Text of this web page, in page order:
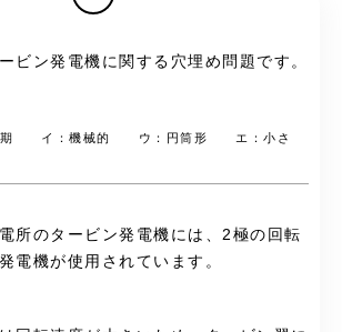
ビン発電機に関する穴埋め問題です。
期 イ：機械的 ウ：円筒形 エ：小さ
所のタービン発電機には、2極の回転
電機が使用されています。